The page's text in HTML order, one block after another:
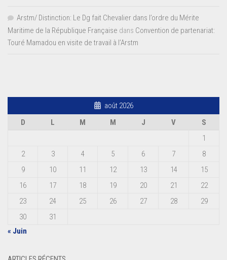
Arstm/ Distinction: Le Dg fait Chevalier dans l’ordre du Mérite
Maritime de la République Française dans Convention de partenariat:
Touré Mamadou en visite de travail à l’Arstm
août 2026
D
L M M J V
S
1
2
3 4 5 6 7
8
9
10 11 12 13 14
15
16
17 18 19 20 21
22
23
24 25 26 27 28
29
30
31
« Juin